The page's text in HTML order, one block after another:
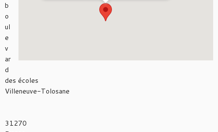
b
o
ul
e
v
ar
d
des écoles
Villeneuve-Tolosane
31270